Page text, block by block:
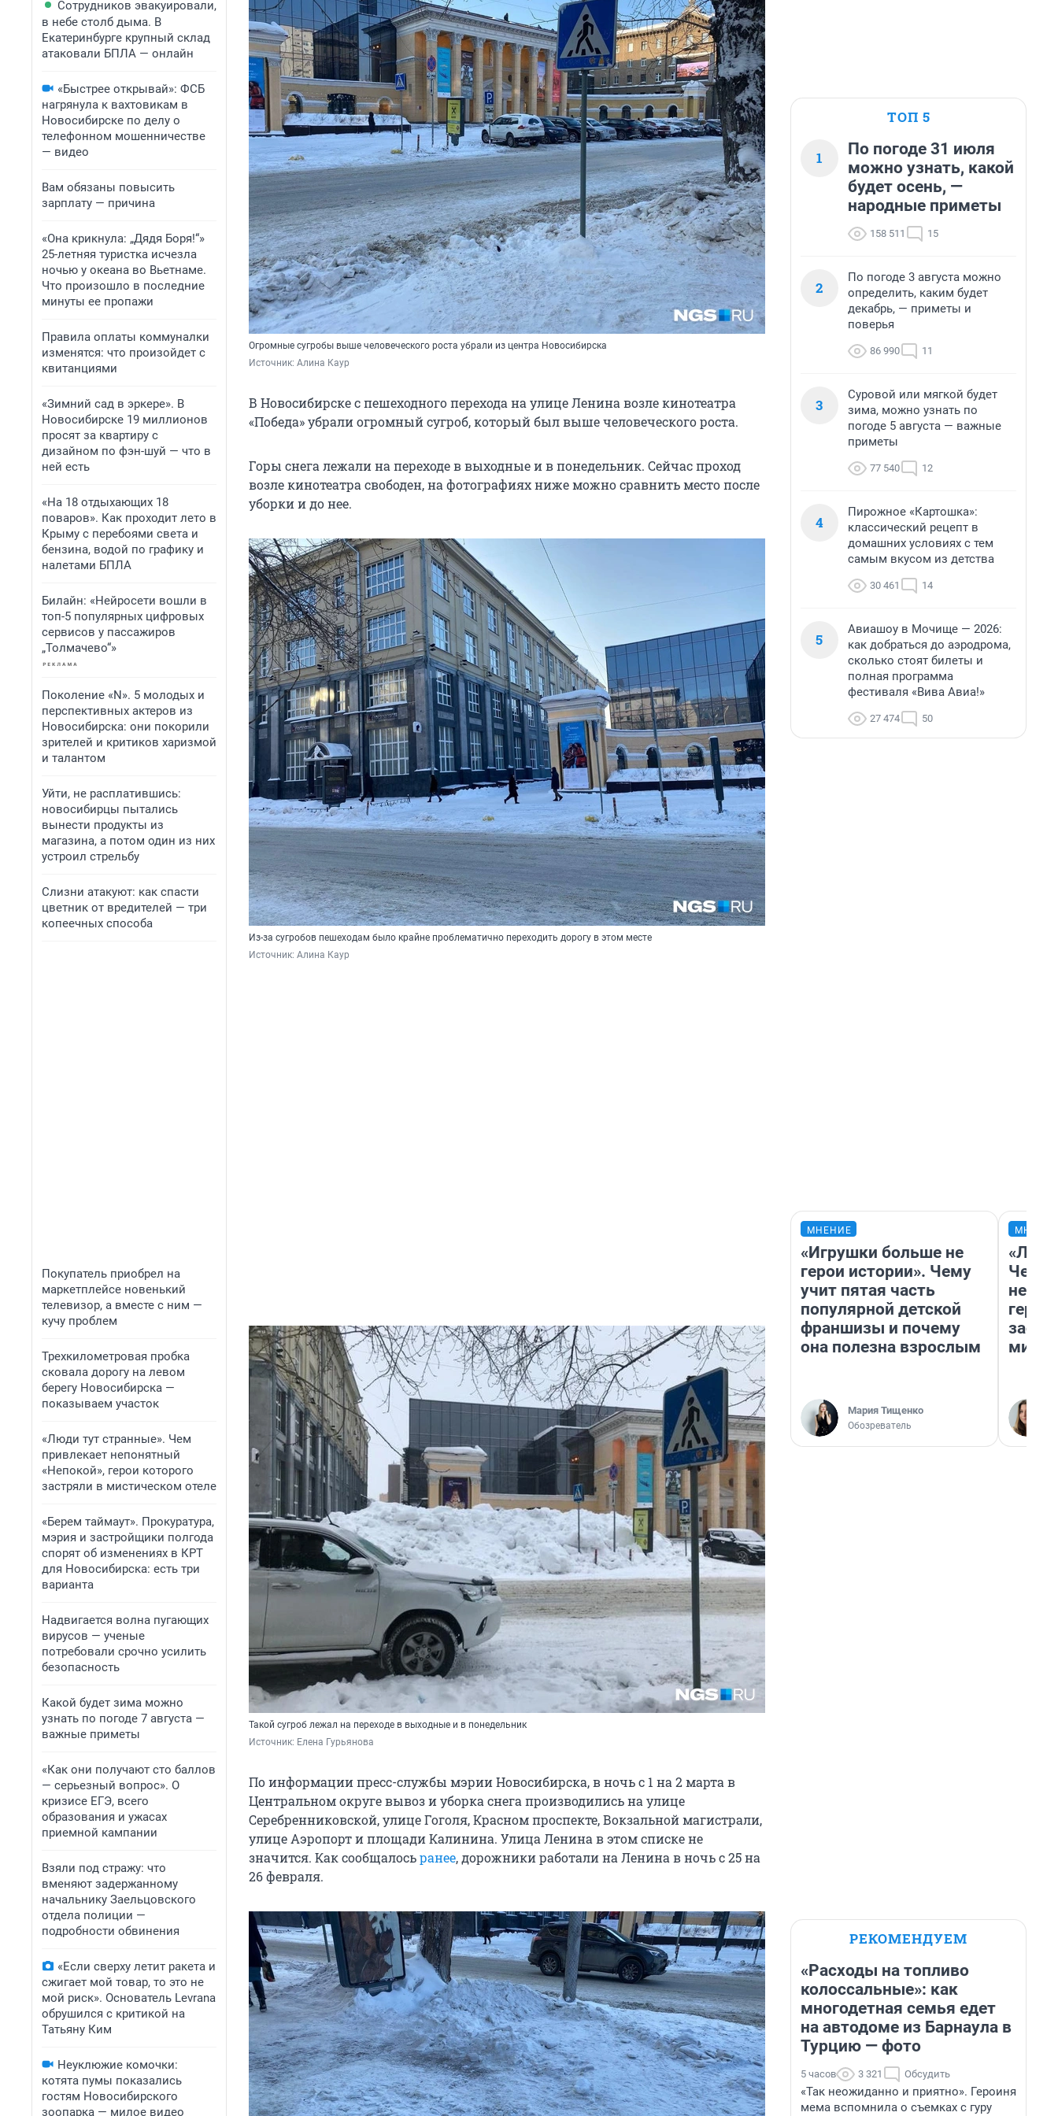
Сотрудников эвакуировали,
в небе столб дыма. В
Екатеринбурге крупный склад
атаковали БПЛА — онлайн
«Быстрее открывай»: ФСБ
нагрянула к вахтовикам в
Новосибирске по делу о
телефонном мошенничестве
— видео
Вам обязаны повысить
зарплату — причина
«Она крикнула: „Дядя Боря!“»
25-летняя туристка исчезла
ночью у океана во Вьетнаме.
Что произошло в последние
минуты ее пропажи
Правила оплаты коммуналки
изменятся: что произойдет с
квитанциями
«Зимний сад в эркере». В
Новосибирске 19 миллионов
просят за квартиру с
дизайном по фэн-шуй — что в
ней есть
«На 18 отдыхающих 18
поваров». Как проходит лето в
Крыму с перебоями света и
бензина, водой по графику и
налетами БПЛА
Билайн: «Нейросети вошли в
топ-5 популярных цифровых
сервисов у пассажиров
„Толмачево“»
Поколение «N». 5 молодых и
перспективных актеров из
Новосибирска: они покорили
зрителей и критиков харизмой
и талантом
Уйти, не расплатившись:
новосибирцы пытались
вынести продукты из
магазина, а потом один из них
устроил стрельбу
Слизни атакуют: как спасти
цветник от вредителей — три
копеечных способа
Покупатель приобрел на
маркетплейсе новенький
телевизор, а вместе с ним —
кучу проблем
Трехкилометровая пробка
сковала дорогу на левом
берегу Новосибирска —
показываем участок
«Люди тут странные». Чем
привлекает непонятный
«Непокой», герои которого
застряли в мистическом отеле
«Берем таймаут». Прокуратура,
мэрия и застройщики полгода
спорят об изменениях в КРТ
для Новосибирска: есть три
варианта
Надвигается волна пугающих
вирусов — ученые
потребовали срочно усилить
безопасность
Какой будет зима можно
узнать по погоде 7 августа —
важные приметы
«Как они получают сто баллов
— серьезный вопрос». О
кризисе ЕГЭ, всего
образования и ужасах
приемной кампании
Взяли под стражу: что
вменяют задержанному
начальнику Заельцовского
отдела полиции —
подробности обвинения
«Если сверху летит ракета и
сжигает мой товар, то это не
мой риск». Основатель Levrana
обрушился с критикой на
Татьяну Ким
Неуклюжие комочки:
котята пумы показались
гостям Новосибирского
зоопарка — милое видео
Огромные сугробы выше человеческого роста убрали из центра Новосибирска
Источник: Алина Каур
В Новосибирске с пешеходного перехода на улице Ленина возле кинотеатра
«Победа» убрали огромный сугроб, который был выше человеческого роста.
Горы снега лежали на переходе в выходные и в понедельник. Сейчас проход
возле кинотеатра свободен, на фотографиях ниже можно сравнить место после
уборки и до нее.
Из-за сугробов пешеходам было крайне проблематично переходить дорогу в этом месте
Источник: Алина Каур
Такой сугроб лежал на переходе в выходные и в понедельник
Источник: Елена Гурьянова
По информации пресс-службы мэрии Новосибирска, в ночь с 1 на 2 марта в
Центральном округе вывоз и уборка снега производились на улице
Серебренниковской, улице Гоголя, Красном проспекте, Вокзальной магистрали,
улице Аэропорт и площади Калинина. Улица Ленина в этом списке не
значится. Как сообщалосьранее, дорожники работали на Ленина в ночь с 25 на
26 февраля.
ТОП 5
1
По погоде 31 июля
можно узнать, какой
будет осень, —
народные приметы
158 511 15
2
По погоде 3 августа можно
определить, каким будет
декабрь, — приметы и
поверья
86 990 11
3
Суровой или мягкой будет
зима, можно узнать по
погоде 5 августа — важные
приметы
77 540 12
4
Пирожное «Картошка»:
классический рецепт в
домашних условиях с тем
самым вкусом из детства
30 461 14
5
Авиашоу в Мочище — 2026:
как добраться до аэродрома,
сколько стоят билеты и
полная программа
фестиваля «Вива Авиа!»
27 474 50
МНЕНИЕ
«Игрушки больше не
герои истории». Чему
учит пятая часть
популярной детской
франшизы и почему
она полезна взрослым
Мария Тищенко
Обозреватель
Чем
герои
РЕКОМЕНДУЕМ
«Расходы на топливо
колоссальные»: как
многодетная семья едет
на автодоме из Барнаула в
Турцию — фото
5 часов 3 321 Обсудить
«Так неожиданно и приятно». Героиня
мема вспомнила о съемках с гуру